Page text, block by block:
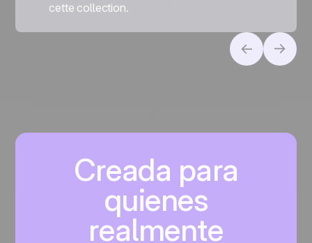
cette collection.
Creada para
quienes
realmente